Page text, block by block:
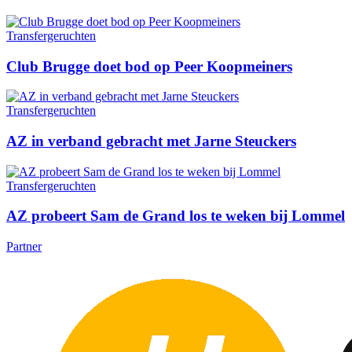
Transfergeruchten
Club Brugge doet bod op Peer Koopmeiners
Transfergeruchten
AZ in verband gebracht met Jarne Steuckers
Transfergeruchten
AZ probeert Sam de Grand los te weken bij Lommel
Partner